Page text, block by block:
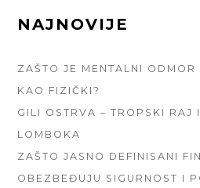
FOOTER
NAJNOVIJE
ZAŠTO JE MENTALNI
KAO FIZIČKI?
GILI OSTRVA – TROPSKI RAJ
LOMBOKA
ZAŠTO JASNO DEFINISANI
OBEZBEĐUJU SIGURNOST I